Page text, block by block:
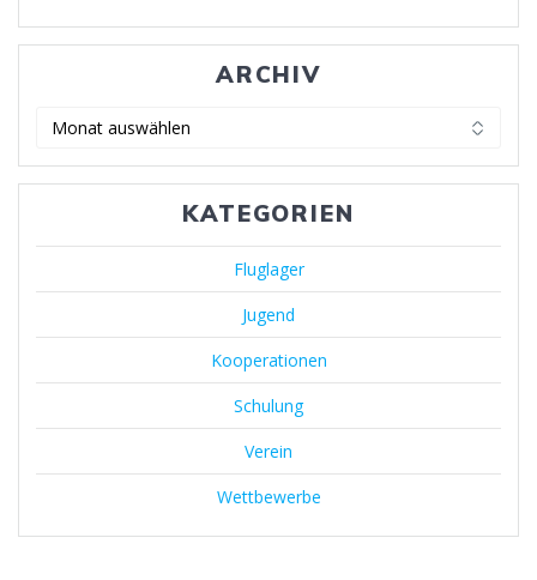
ARCHIV
KATEGORIEN
Fluglager
Jugend
Kooperationen
Schulung
Verein
Wettbewerbe